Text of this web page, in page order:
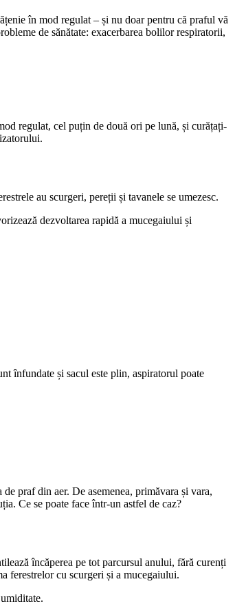
în mod regulat – și nu doar pentru că praful vă
de sănătate: exacerbarea bolilor respiratorii,
regulat, cel puțin de două ori pe lună, și curățați-
au scurgeri, pereții și tavanele se umezesc.
dezvoltarea rapidă a mucegaiului și
înfundate și sacul este plin, aspiratorul poate
praf din aer. De asemenea, primăvara și vara,
Ce se poate face într-un astfel de caz?
încăperea pe tot parcursul anului, fără curenți
ferestrelor cu scurgeri și a mucegaiului.